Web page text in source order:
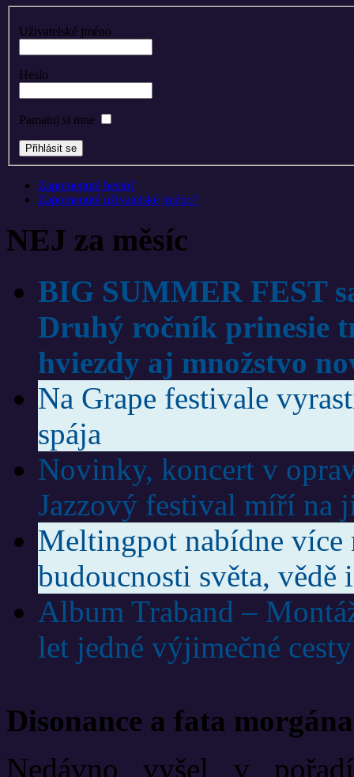
Uživatelské jméno
Heslo
Pamatuj si mne
Zapomenuté heslo?
Zapomenuté uživatelské jméno?
NEJ za měsíc
BIG SUMMER FEST
Druhý ročník prinesie
hviezdy aj množstvo
Na Grape festivale
spája
Novinky, koncert v
Jazzový festival míří na
Meltingpot nabídne více
budoucnosti světa,
Album Traband –
let jedné výjimečné cesty
Disonance a fata morgána
Nedávno vyšel v